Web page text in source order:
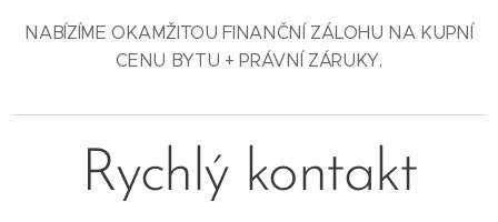
NABÍZÍME OKAMŽITOU FINANČNÍ ZÁLOHU NA KUPNÍ
CENU BYTU + PRÁVNÍ ZÁRUKY.
Rychlý kontakt